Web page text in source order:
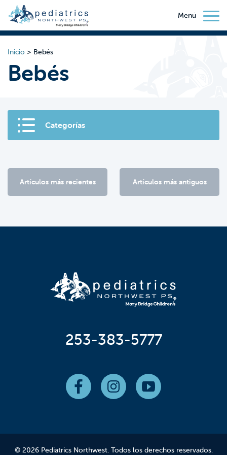
Menú
Inicio > Bebés
Bebés
Categorías
Artículos más recientes Artículos más antiguos
253-383-5777
© 2026 Pediatrics Northwest. Todos los derechos reservados.